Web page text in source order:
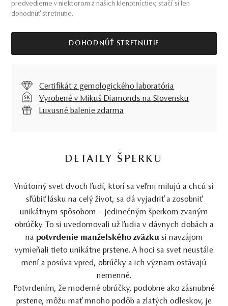
predvedieme v niektorom z našich klenotníctiev, stačí si len
dohodnúť stretnutie.
DOHODNÚŤ STRETNUTIE
Certifikát z gemologického laboratória
Vyrobené v Mikuš Diamonds na Slovensku
Luxusné balenie zdarma
DETAILY ŠPERKU
Vnútorný svet dvoch ľudí, ktorí sa veľmi milujú a chcú si
sľúbiť lásku na celý život, sa dá vyjadriť a zosobniť
unikátnym spôsobom – jedinečným šperkom zvaným
obrúčky. To si uvedomovali už ľudia v dávnych dobách a
na potvrdenie manželského zväzku si navzájom
vymieňali tieto unikátne prstene. A hoci sa svet neustále
mení a posúva vpred, obrúčky a ich význam ostávajú
nemenné.
Potvrdením, že moderné obrúčky, podobne ako zásnubné
prstene, môžu mať mnoho podôb a zlatých odleskov, je